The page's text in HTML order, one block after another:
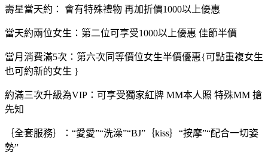
壽星當天約： 會有特殊禮物 再加折價1000以上優惠
當天約兩位女生：第二位可享受1000以上優惠 佳節半價
當月消費滿5次：第六次同等價位女生半價優惠{可點重複女生
也可約新的女生 }
約滿三次升級為VIP：可享受獨家紅牌 MM本人照 特殊MM 搶
先知
｛全套服務｝：“愛愛”“洗澡”“BJ”｛kiss｝“按摩”“配合一切姿
勢”